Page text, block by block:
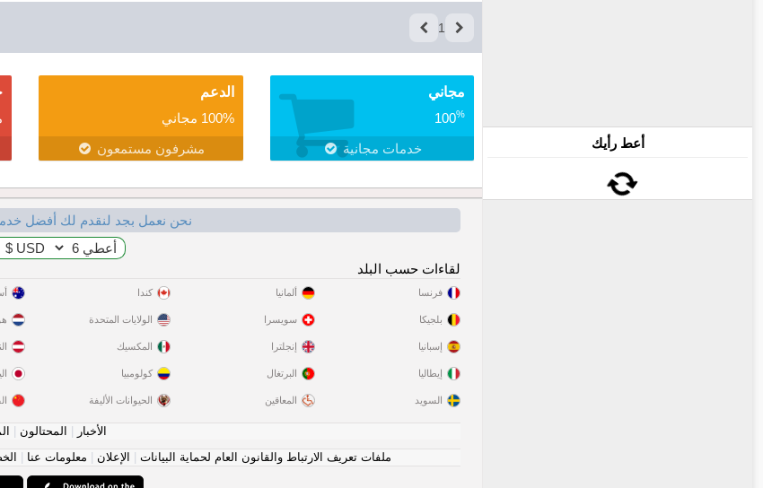
أعط رأيك
1
مجاني
100%
خدمات مجانية
الدعم
100% مجاني
مشرفون مستمعون
نحن نعمل بجد لنقدم لك أفضل
لقاءات حسب البلد
فرنسا
بلجيكا
إسبانيا
إيطاليا
السويد
ألمانيا
سويسرا
إنجلترا
البرتغال
المعاقين
كندا
الولايات المتحدة
المكسيك
كولومبيا
الحيوانات الأليفة
الأخبار المحتالون
ملفات تعريف الارتباط والقانون العام لحماية البيانات
الإعلان معلومات عنا